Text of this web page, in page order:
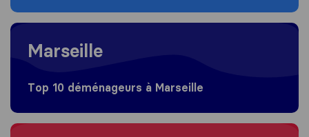
Moving to Marseille
Marseille
Top 10 déménageurs à Marseille
Moving to Lyon